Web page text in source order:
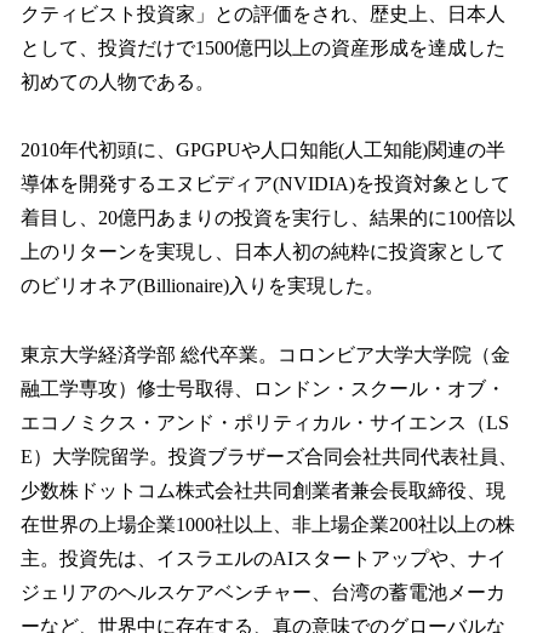
クティビスト投資家」との評価をされ、歴史上、日本人
として、投資だけで1500億円以上の資産形成を達成した
初めての人物である。
2010年代初頭に、GPGPUや人口知能(人工知能)関連の半
導体を開発するエヌビディア(NVIDIA)を投資対象として
着目し、20億円あまりの投資を実行し、結果的に100倍以
上のリターンを実現し、日本人初の純粋に投資家として
のビリオネア(Billionaire)入りを実現した。
東京大学経済学部 総代卒業。コロンビア大学大学院（金
融工学専攻）修士号取得、ロンドン・スクール・オブ・
エコノミクス・アンド・ポリティカル・サイエンス（LS
E）大学院留学。投資ブラザーズ合同会社共同代表社員、
少数株ドットコム株式会社共同創業者兼会長取締役、現
在世界の上場企業1000社以上、非上場企業200社以上の株
主。投資先は、イスラエルのAIスタートアップや、ナイ
ジェリアのヘルスケアベンチャー、台湾の蓄電池メーカ
ーなど、世界中に存在する、真の意味でのグローバルな